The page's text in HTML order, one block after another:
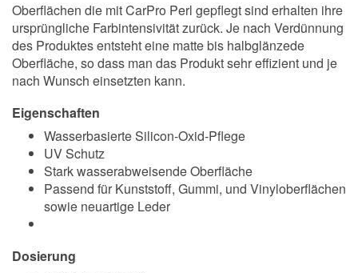
Oberflächen die mit CarPro Perl gepflegt sind erhalten ihre
ursprüngliche Farbintensivität zurück. Je nach Verdünnung
des Produktes entsteht eine matte bis halbglänzede
Oberfläche, so dass man das Produkt sehr effizient und je
nach Wunsch einsetzten kann.
Eigenschaften
Wasserbasierte Silicon-Oxid-Pflege
UV Schutz
Stark wasserabweisende Oberfläche
Passend für Kunststoff, Gummi, und Vinyloberflächen
sowie neuartige Leder
Dosierung